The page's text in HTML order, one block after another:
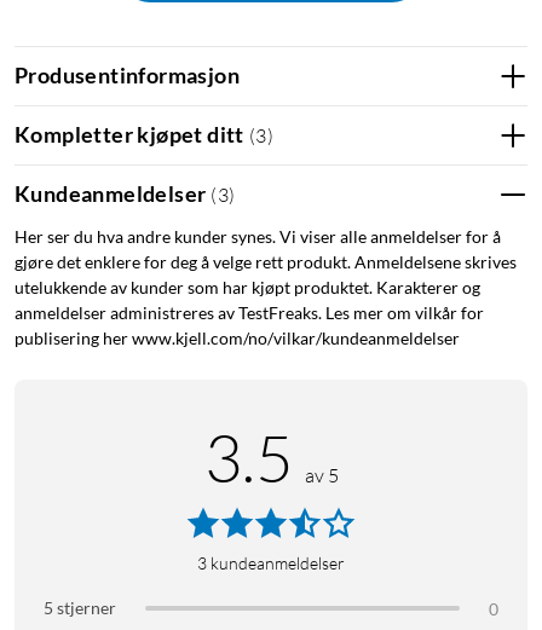
Stor skjerm med skarpt bilde
Den 6,7 tommer store skjermen med Super AMOLED-
jevn scrolling. Vision Booster gjør at skjermen er tydelig selv i
Kamera som fanger øyeblikkene
Hovedkameraet på 50 MP med optisk bildestabilisering tar
skarpe bilder selv i svakt lys takket være Nightography.
Selfiekameraet på 12 MP har støtte for HDR-video.
Batteriet på 5000 mAh varer i opptil to dager ved normal bruk.
Med 45 W hurtiglading når du 60 % på rundt 30 minutter.
Produsentinformasjon
Kompletter kjøpet ditt (3)
Kundeanmeldelser (3)
Her ser du hva andre kunder synes. Vi viser alle anmeldelser for å
gjøre det enklere for deg å velge rett produkt. Anmeldelsene skrives
utelukkende av kunder som har kjøpt produktet. Karakterer og
anmeldelser administreres av TestFreaks. Les mer om vilkår for
publisering her www.kjell.com/no/vilkar/kundeanmeldelser
3.5 av 5
3 kundeanmeldelser
5 stjerner 0